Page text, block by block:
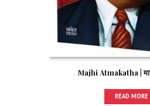
Majhi Atmakatha |
READ MORE